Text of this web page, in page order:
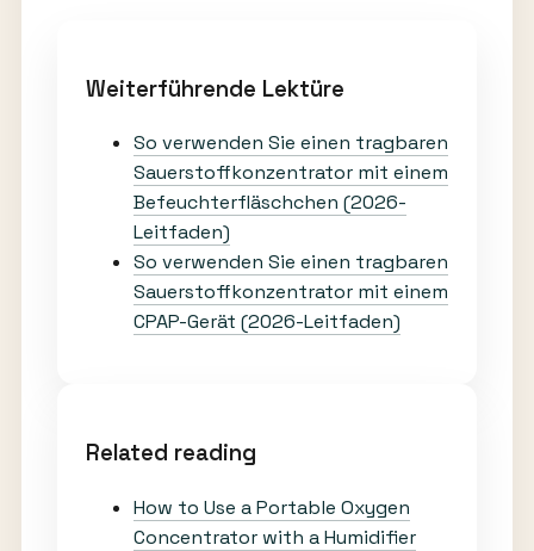
Weiterführende Lektüre
So verwenden Sie einen tragbaren
Sauerstoffkonzentrator mit einem
Befeuchterfläschchen (2026-
Leitfaden)
So verwenden Sie einen tragbaren
Sauerstoffkonzentrator mit einem
CPAP-Gerät (2026-Leitfaden)
Related reading
How to Use a Portable Oxygen
Concentrator with a Humidifier